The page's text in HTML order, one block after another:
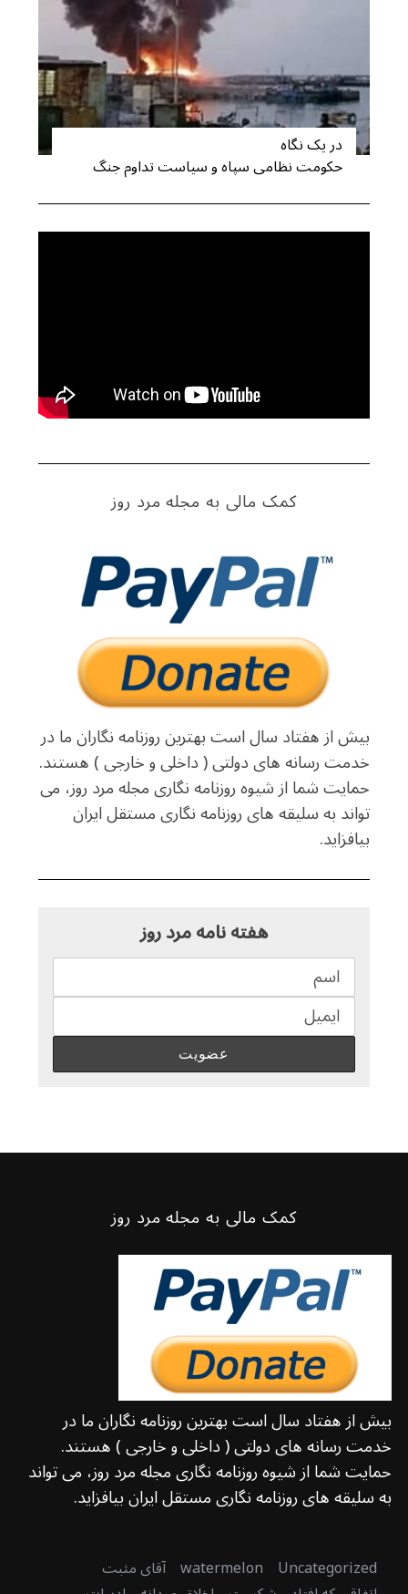
در یک نگاه
حکومت نظامی سپاه و سیاست تداوم جنگ
کمک مالی به مجله مرد روز
بیش از هفتاد سال است بهترین روزنامه نگاران ما در
خدمت رسانه های دولتی ( داخلی و خارجی ) هستند.
حمایت شما از شیوه روزنامه نگاری مجله مرد روز، می
تواند به سلیقه های روزنامه نگاری مستقل ایران
بیافزاید.
هفته نامه مرد روز
کمک مالی به مجله مرد روز
بیش از هفتاد سال است بهترین روزنامه نگاران ما در
خدمت رسانه های دولتی ( داخلی و خارجی ) هستند.
حمایت شما از شیوه روزنامه نگاری مجله مرد روز، می تواند
به سلیقه های روزنامه نگاری مستقل ایران بیافزاید.
Uncategorized
watermelon آقای مثبت
h
f
o
r
: